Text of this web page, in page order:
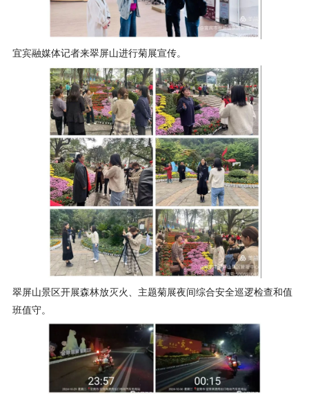
宜宾融媒体记者来翠屏山进行菊展宣传。
翠屏山景区开展森林放灭火、主题菊展夜间综合安全巡逻检查和值
班值守。